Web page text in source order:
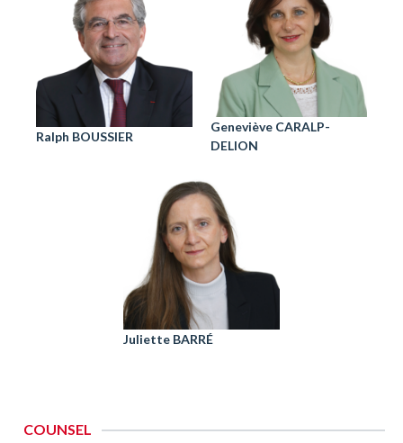
Ralph BOUSSIER
Geneviève CARALP-
DELION
Juliette BARRÉ
COUNSEL